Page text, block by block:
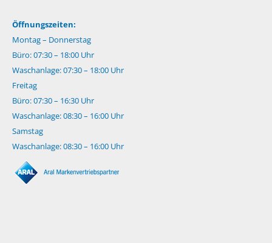
Öffnungszeiten:
Montag – Donnerstag
Büro: 07:30 – 18:00 Uhr
Waschanlage: 07:30 – 18:00 Uhr
Freitag
Büro: 07:30 – 16:30 Uhr
Waschanlage: 08:30 – 16:00 Uhr
Samstag
Waschanlage: 08:30 – 16:00 Uhr